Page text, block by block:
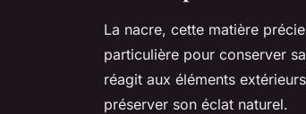
La nacre, cette matière
particulière pour conserver sa
réagit aux éléments
préserver son éclat naturel.